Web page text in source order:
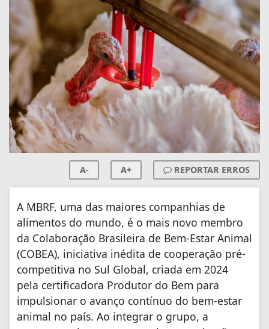
A- A+ REPORTAR ERROS
A MBRF, uma das maiores companhias de
alimentos do mundo, é o mais novo membro
da Colaboração Brasileira de Bem-Estar Animal
(COBEA), iniciativa inédita de cooperação pré-
competitiva no Sul Global, criada em 2024
pela certificadora Produtor do Bem para
impulsionar o avanço contínuo do bem-estar
animal no país. Ao integrar o grupo, a